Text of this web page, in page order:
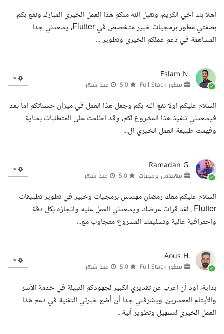
أهلا بك أخي الكريم، وتقبل الله منكم هذا العمل الخيري المبارك ونفع بكم.
بصفتي مطور برمجيات خبير متخصص في Flutter، يسعدني جدا
المساهمة في دعم عملكم الخيري وتطوير ...
Eslam N.
مطور Full Stack منذ شهر
السلام عليكم اولا نفع الله بكم وجعل هذا العمل في ميزان حسناتكم اما بعد
فيسعدني تنفيذ هذا المشروع لكم، وقد اطلعت على المتطلبات بعناية
وفهمت طبيعة العمل الخيري ال...
Ramadan G.
مهندس برمجيات منذ شهر
السلام عليكم معك رمضان مهندس برمجيات وخبير في تطوير تطبيقات
Flutter ، لقد قرات عرضك ويسعدني العمل عليه وانجازه بكل دقة
واحترافية عالية وتسليمك المشروع متجاوب مع...
Aous H.
مطور Full Stack منذ شهر
بداية، أود أن أعرب عن تقديري الكبير لجهودكم النبيلة في خدمة الأسر
والأيتام المعسرين، ويشرفني جدا أن أضع خبرتي التقنية في دعم هذا
العمل الخيري لتسهيل وتطوير آلية...